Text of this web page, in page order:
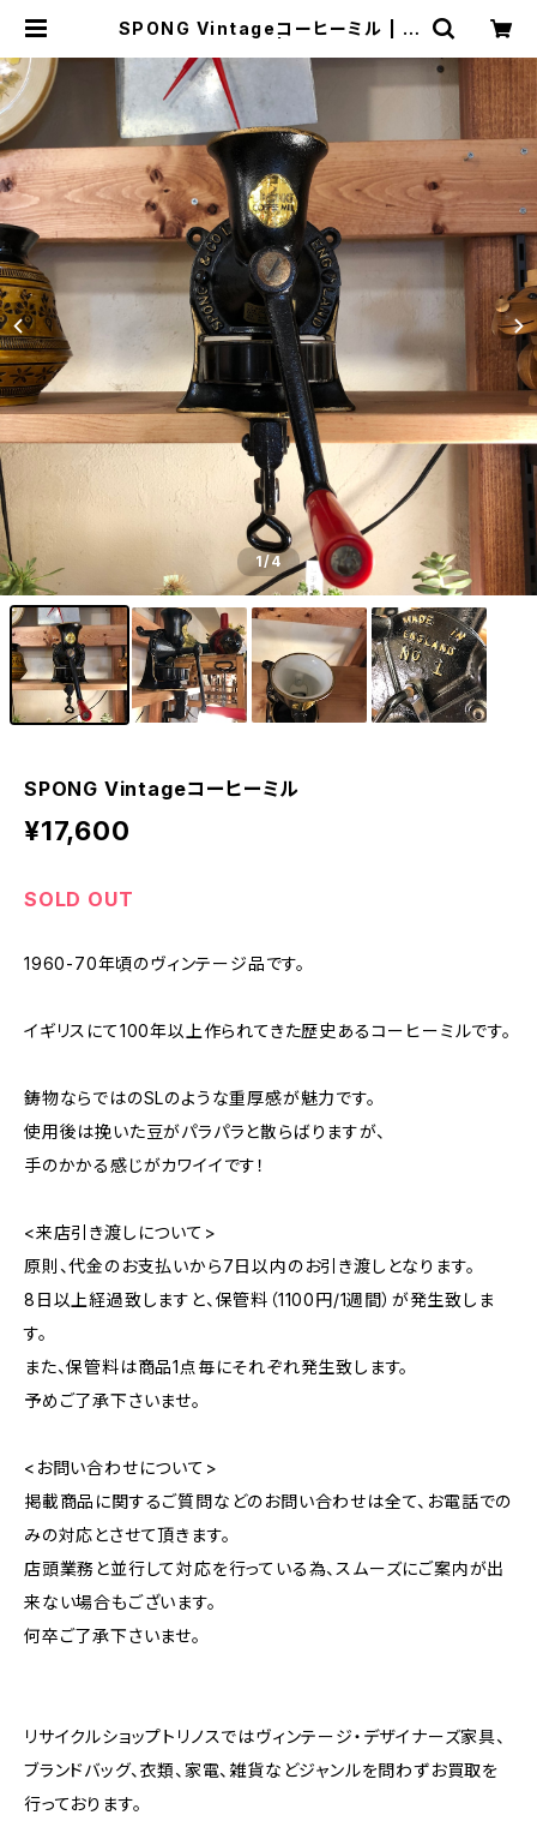
SPONG Vintageコーヒーミル | ト
リサイクルショップ・古着
1/4
SPONG Vintageコーヒーミル
¥17,600
SOLD OUT
1960-70年頃のヴィンテージ品です。
イギリスにて100年以上作られてきた歴史あるコーヒーミルです。
鋳物ならではのSLのような重厚感が魅力です。
使用後は挽いた豆がパラパラと散らばりますが、
手のかかる感じがカワイイです！
<来店引き渡しについて>
原則、代金のお支払いから7日以内のお引き渡しとなります。
8日以上経過致しますと、保管料（1100円/1週間）が発生致しま
す。
また、保管料は商品1点毎にそれぞれ発生致します。
予めご了承下さいませ。
<お問い合わせについて>
掲載商品に関するご質問などのお問い合わせは全て、お電話での
みの対応とさせて頂きます。
店頭業務と並行して対応を行っている為、スムーズにご案内が出
来ない場合もございます。
何卒ご了承下さいませ。
リサイクルショップトリノスではヴィンテージ・デザイナーズ家具、
ブランドバッグ、衣類、家電、雑貨などジャンルを問わずお買取を
行っております。